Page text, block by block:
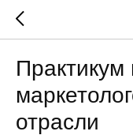
Практикум
отрасли